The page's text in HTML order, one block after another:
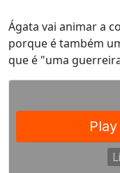
Ágata vai animar a
porque é também
que é "uma